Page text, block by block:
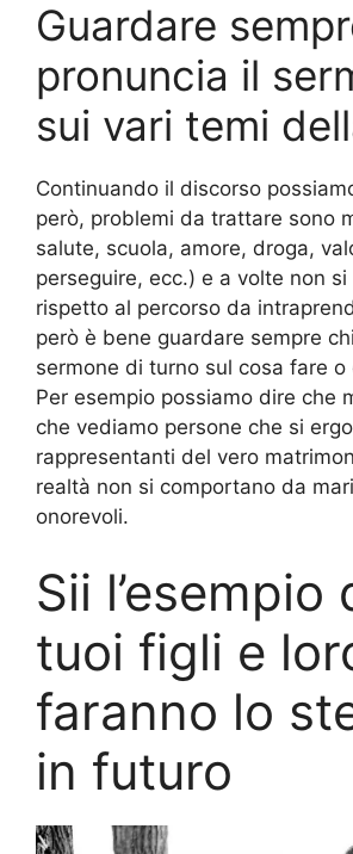
Guardare
pronuncia il
sui vari temi
Continuando il discorso
però, problemi da trattare sono
salute, scuola, amore, droga,
perseguire, ecc.) e a volte non si
rispetto al percorso da
però è bene guardare sempre
sermone di turno sul cosa fare o
Per esempio possiamo dire che
che vediamo persone che si
rappresentanti del vero
realtà non si comportano da
onorevoli.
Sii l’esempio
tuoi figli e
faranno lo
in futuro